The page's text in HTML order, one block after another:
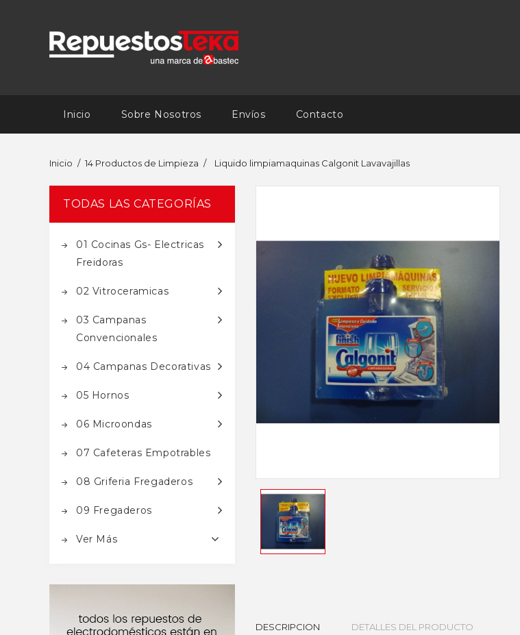
Inicio Sobre Nosotros Envíos Contacto
Inicio 14 Productos de Limpieza Liquido limpiamaquinas Calgonit Lavavajillas
TODAS LAS CATEGORÍAS
01 Cocinas Gs- Electricas
Freidoras
02 Vitroceramicas
03 Campanas
Convencionales
04 Campanas Decorativas
05 Hornos
06 Microondas
07 Cafeteras Empotrables
08 Griferia Fregaderos
09 Fregaderos
Ver Más
DESCRIPCION DETALLES DEL PRODUCTO